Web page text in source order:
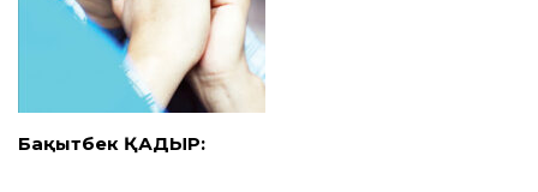
Бақытбек ҚАДЫР: